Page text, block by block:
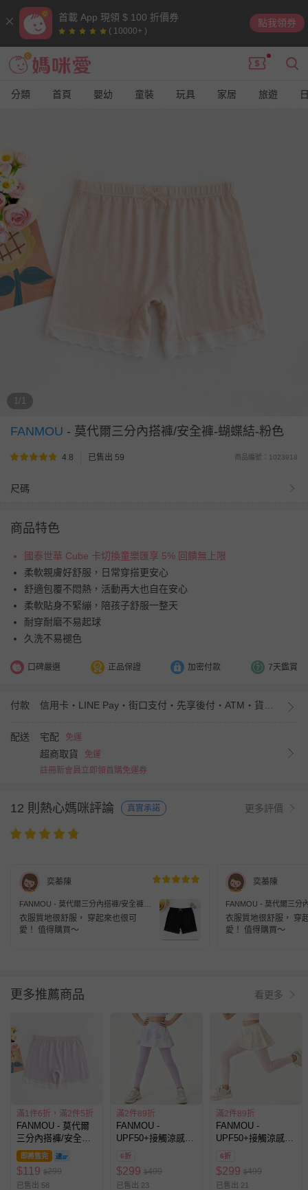
首載 App 現領 $ 100 折價券
( 10000+ )
點我領券
分類 首頁 嬰幼 童裝 玩具 家居 旅遊
1/1
FANMOU - 莫代爾三分內搭褲/安全褲-蝴蝶結-粉色
4.8 已售出 59 商品編號：1023918
尺碼
商品特色
國泰世華 Cube 卡切換童樂匯享 5% 回饋無上限
柔軟親膚好舒服，日常穿搭更安心
舒適包覆不悶熱，活動再大也自在安心
柔軟貼身不緊繃，陪孩子舒服一整天
耐穿耐磨不易起球
久洗不易褪色
口碑嚴選 正品保證 加密付款 7天鑑賞
付款
配送 宅配 免運
超商取貨
免運
註冊新會員立即領首購免運券
12 則熱心媽咪評論 真實承諾 更多評價
奕蓁陳
FANMOU - 莫代爾三分內搭褲/安全褲-
蕾絲邊-黑色
衣服質地很舒服， 穿起來也很可
愛！ 值得購買～
奕蓁陳
FANMOU - 莫代爾三分
木耳邊-白色
衣服質地很舒服， 穿
愛！ 值得購買～
更多推薦商品 看更多
滿1件6折，滿2件5折
FANMOU - 莫代爾
三分內搭褲/安全褲-
蝴蝶結-紫色
即將售完
$119 $299
已售出 58
滿2件89折
FANMOU -
UPF50+接觸涼感內
搭褲裙-紫色
6折
$299 $499
已售出 23
滿2件89折
FANMOU -
UPF50+接觸涼感內
搭褲裙-粉色
6折
$299 $499
已售出 21